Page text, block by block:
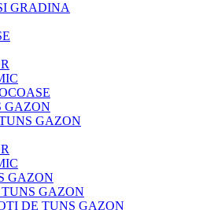
GRADINA
GAZON
GAZON
GAZON
GAZON
DE TUNS GAZON